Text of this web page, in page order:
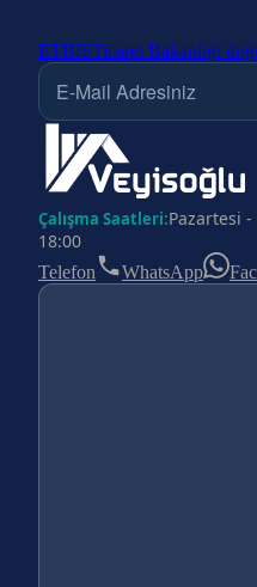
ETBİSTicaret Bakanlığı
Çalışma Saatleri:Pazartesi
18:00
Telefon WhatsApp